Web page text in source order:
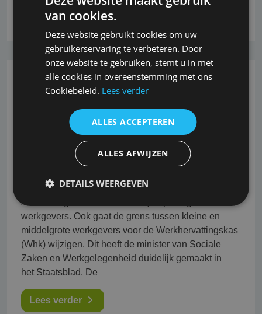
Lees verder
26-10-2022
Wijzigingen
Arbeidsongeschiktheidsfonds en
Werkhervattingskas
premie betalen voor het
Arbeidsongeschiktheidsfonds (Aof) dan grotere
werkgevers. Ook gaat de grens tussen kleine en
middelgrote werkgevers voor de Werkhervattingskas
(Whk) wijzigen. Dit heeft de minister van Sociale
Zaken en Werkgelegenheid duidelijk gemaakt in
het Staatsblad. De
Lees verder
van cookies.
Deze website gebruikt cookies om uw
gebruikerservaring te verbeteren. Door
onze website te gebruiken, stemt u in met
alle cookies in overeenstemming met ons
Cookiebeleid. Lees verder
ALLES ACCEPTEREN
ALLES AFWIJZEN
DETAILS WEERGEVEN